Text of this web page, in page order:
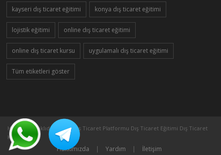
kayseri dış ticaret eğitimi konya dış ticaret eğitimi
lojistik eğitimi online dış ticaret eğitimi
online dış ticaret kursu uygulamalı dış ticaret eğitimi
Tüm etiketleri göster
Her Hakkı Saklıdır ©2005 Dış Ticaret Platformu Dış Ticaret Eğitimi Dış Ticaret
Kursu
Hakkımızda | Yardım | İletişim